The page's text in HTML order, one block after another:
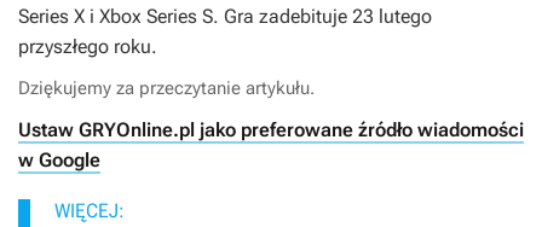
Series X i Xbox Series S. Gra zadebituje 23 lutego
przyszłego roku.
Dziękujemy za przeczytanie artykułu.
Ustaw GRYOnline.pl jako preferowane źródło wiadomości
w Google
WIĘCEJ: